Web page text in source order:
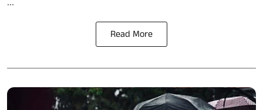
Read More